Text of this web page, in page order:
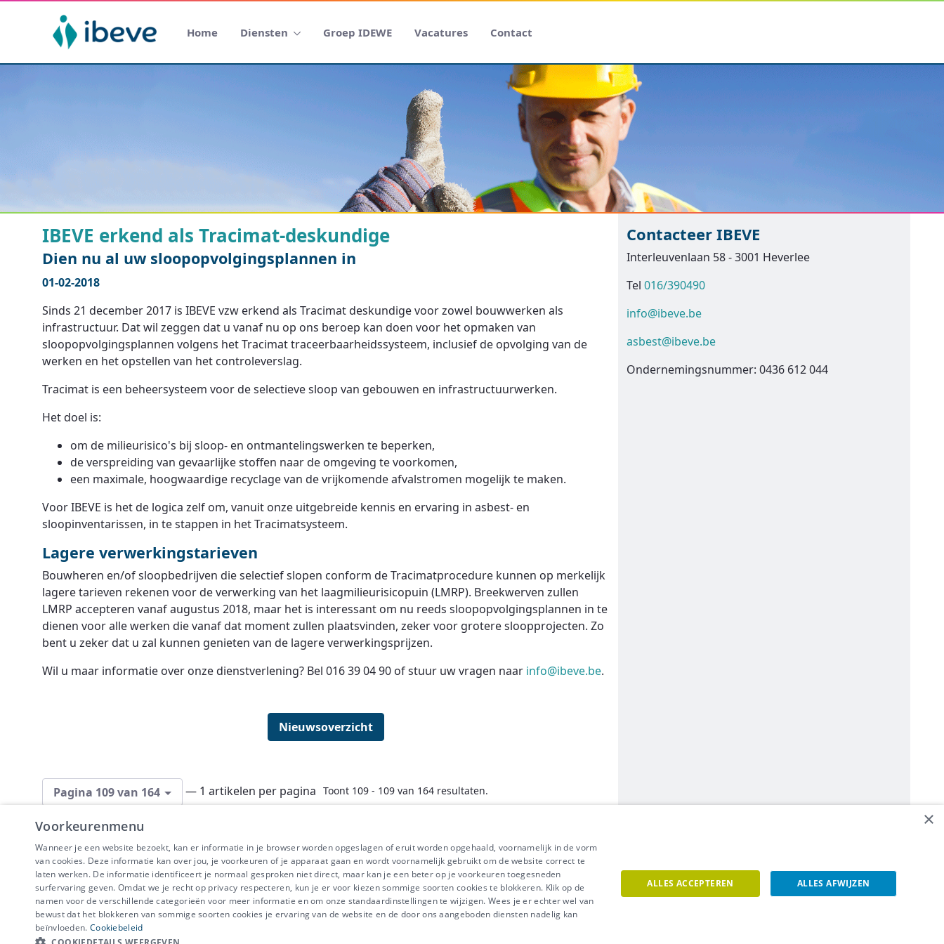
Home Diensten Groep IDEWE Vacatures Contact
IBEVE erkend als Tracimat-deskundige
Dien nu al uw sloopopvolgingsplannen in
01-02-2018
Sinds 21 december 2017 is IBEVE vzw erkend als Tracimat deskundige voor zowel bouwwerken als
infrastructuur. Dat wil zeggen dat u vanaf nu op ons beroep kan doen voor het opmaken van
sloopopvolgingsplannen volgens het Tracimat traceerbaarheidssysteem, inclusief de opvolging van de
werken en het opstellen van het controleverslag.
Tracimat is een beheersysteem voor de selectieve sloop van gebouwen en infrastructuurwerken.
Het doel is:
om de milieurisico's bij sloop- en ontmantelingswerken te beperken,
de verspreiding van gevaarlijke stoffen naar de omgeving te voorkomen,
een maximale, hoogwaardige recyclage van de vrijkomende afvalstromen mogelijk te maken.
Voor IBEVE is het de logica zelf om, vanuit onze uitgebreide kennis en ervaring in asbest- en
sloopinventarissen, in te stappen in het Tracimatsysteem.
Lagere verwerkingstarieven
Bouwheren en/of sloopbedrijven die selectief slopen conform de Tracimatprocedure kunnen op merkelijk
lagere tarieven rekenen voor de verwerking van het laagmilieurisicopuin (LMRP). Breekwerven zullen
LMRP accepteren vanaf augustus 2018, maar het is interessant om nu reeds sloopopvolgingsplannen in te
dienen voor alle werken die vanaf dat moment zullen plaatsvinden, zeker voor grotere sloopprojecten. Zo
bent u zeker dat u zal kunnen genieten van de lagere verwerkingsprijzen.
Wil u maar informatie over onze dienstverlening? Bel 016 39 04 90 of stuur uw vragen naar info@ibeve.be.
Nieuwsoverzicht
Pagina 109 van 164 — 1 artikelen per pagina Toont 109 - 109 van 164 resultaten.
Contacteer IBEVE
Interleuvenlaan 58 - 3001 Heverlee
Tel 016/390490
info@ibeve.be
asbest@ibeve.be
Ondernemingsnummer: 0436 612 044
IBEVE maakt deel uit van Groep IDEWE
Disclaimer-Privacy- Cookiebeleid
Meer vragen? Neem meteen contact op.
×
Voorkeurenmenu
Wanneer je een website bezoekt, kan er informatie in je browser worden opgeslagen of eruit worden opgehaald, voornamelijk in de vorm
van cookies. Deze informatie kan over jou, je voorkeuren of je apparaat gaan en wordt voornamelijk gebruikt om de website correct te
laten werken. De informatie identificeert je normaal gesproken niet direct, maar kan je een beter op je voorkeuren toegesneden
surfervaring geven. Omdat we je recht op privacy respecteren, kun je er voor kiezen sommige soorten cookies te blokkeren. Klik op de
namen voor de verschillende categorieën voor meer informatie en om onze standaardinstellingen te wijzigen. Wees je er echter wel van
bewust dat het blokkeren van sommige soorten cookies je ervaring van de website en de door ons aangeboden diensten nadelig kan
beïnvloeden. Cookiebeleid
ALLES ACCEPTEREN ALLES AFWIJZEN